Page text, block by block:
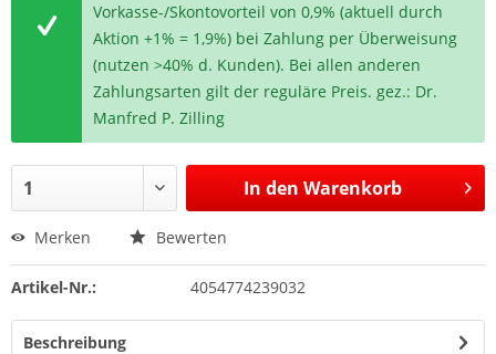
Vorkasse-/Skontovorteil von 0,9% (aktuell durch
Aktion +1% = 1,9%) bei Zahlung per Überweisung
(nutzen >40% d. Kunden). Bei allen anderen
Zahlungsarten gilt der reguläre Preis. gez.: Dr.
Manfred P. Zilling
In den Warenkorb
Merken Bewerten
Artikel-Nr.: 4054774239032
Beschreibung